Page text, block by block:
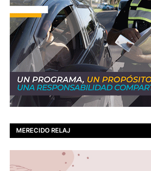
MERECIDO RELAJ